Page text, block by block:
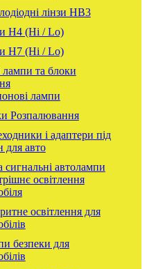
лінзи HB3
Н4 (Hi / Lo)
Н7 (Hi / Lo)
лампи та блоки
лампи
Розпалювання
і адаптери під
для авто
сигнальні автолампи
освітлення
освітлення для
безпеки для